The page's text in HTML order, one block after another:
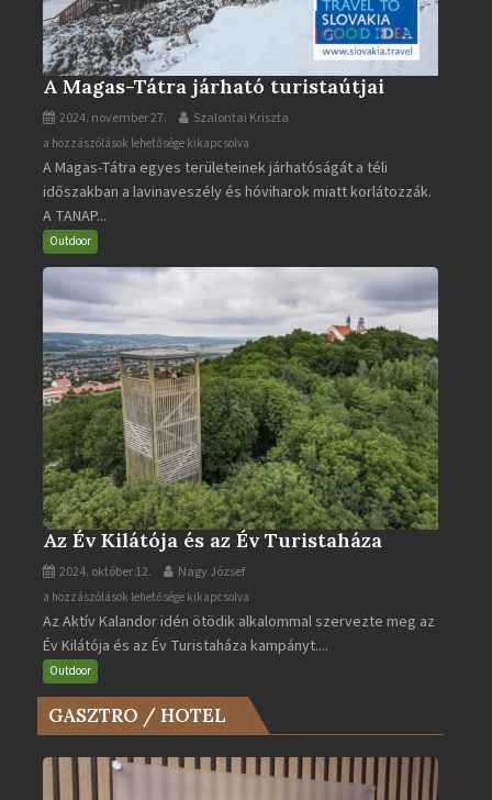
A Magas-Tátra járható turistaútjai
2024. november 27. Szalontai Kriszta
A
Magas-
Tátra
járható
turistaútjai
a hozzászólások lehetősége kikapcsolva
A Magas-Tátra egyes területeinek járhatóságát a téli
időszakban a lavinaveszély és hóviharok miatt korlátozzák.
A TANAP...
Outdoor
Az Év Kilátója és az Év Turistaháza
2024. október 12. Nagy József
Az
Év
Kilátója
és
az
Év
bejegyzéshez
a hozzászólások lehetősége kikapcsolva
Az Aktív Kalandor idén ötödik alkalommal szervezte meg az
Év Kilátója és az Év Turistaháza kampányt....
Outdoor
GASZTRO / HOTEL